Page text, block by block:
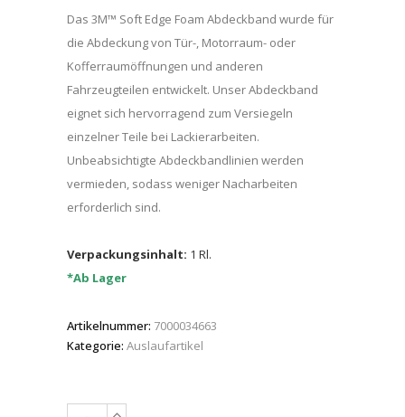
Das 3M™ Soft Edge Foam Abdeckband wurde für
die Abdeckung von Tür-, Motorraum- oder
Kofferraumöffnungen und anderen
Fahrzeugteilen entwickelt. Unser Abdeckband
eignet sich hervorragend zum Versiegeln
einzelner Teile bei Lackierarbeiten.
Unbeabsichtigte Abdeckbandlinien werden
vermieden, sodass weniger Nacharbeiten
erforderlich sind.
Verpackungsinhalt: 1 Rl.
*Ab Lager
Artikelnummer: 7000034663
Kategorie: Auslaufartikel